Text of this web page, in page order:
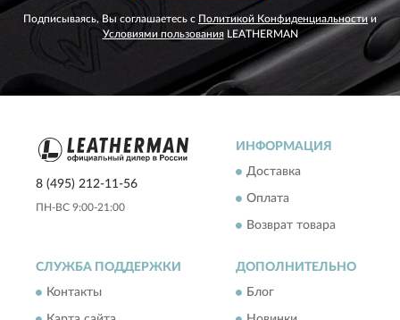
Подписываясь, Вы соглашаетесь с Политикой Конфиденциальности и
Условиями пользованияLEATHERMAN
8 (495) 212-11-56
ПН-ВС 9:00-21:00
ИНФОРМАЦИЯ
Доставка
Оплата
Возврат товара
СЛУЖБА ПОДДЕРЖКИ
Контакты
ДОПОЛНИТЕЛЬНО
Блог